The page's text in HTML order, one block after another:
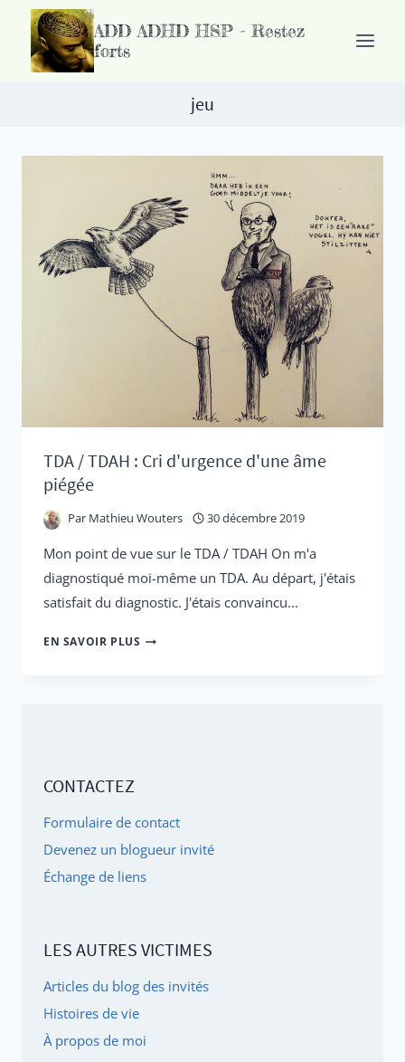
Passer
contenu
ADD ADHD HSP - Restez
forts
jeu
TDA / TDAH : Cri d'urgence d'une âme
piégée
Par Mathieu Wouters 30 décembre 2019
Mon point de vue sur le TDA / TDAH On m'a
diagnostiqué moi-même un TDA. Au départ, j'étais
satisfait du diagnostic. J'étais convaincu...
EN SAVOIR PLUS TDA
CONTACTEZ
Formulaire de contact
Devenez un blogueur invité
Échange de liens
LES AUTRES VICTIMES
Articles du blog des invités
Histoires de vie
À propos de moi